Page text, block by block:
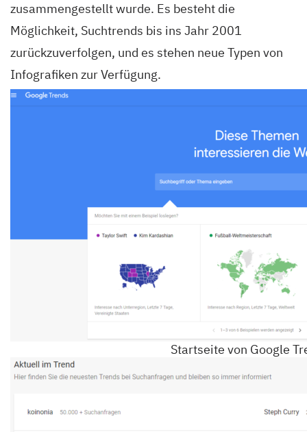
zusammengestellt wurde. Es besteht die
Möglichkeit, Suchtrends bis ins Jahr 2001
zurückzuverfolgen, und es stehen neue Typen von
Infografiken zur Verfügung.
Startseite von Google